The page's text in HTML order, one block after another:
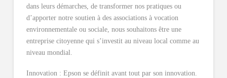
dans leurs démarches, de transformer nos pratiques ou
d’apporter notre soutien à des associations à vocation
environnementale ou sociale, nous souhaitons être une
entreprise citoyenne qui s’investit au niveau local comme au
niveau mondial.
Innovation : Epson se définit avant tout par son innovation.